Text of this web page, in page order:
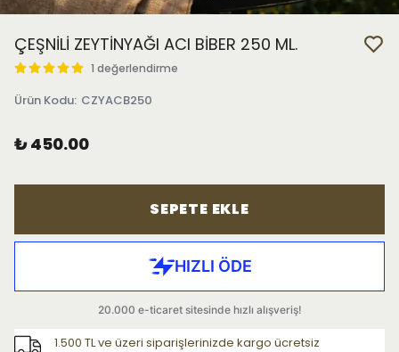
ÇEŞNİLİ ZEYTİNYAĞI ACI BİBER 250 ML.
1 değerlendirme
Ürün Kodu: CZYACB250
₺ 450.00
SEPETE EKLE
1.500 TL ve üzeri siparişlerinizde kargo ücretsiz